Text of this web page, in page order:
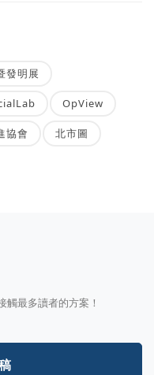
發明展
OpView
協會 北市圖
最多讀者的方案！